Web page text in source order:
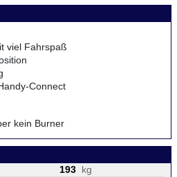
viel Fahrspaß
Connect
kein Burner
193 kg